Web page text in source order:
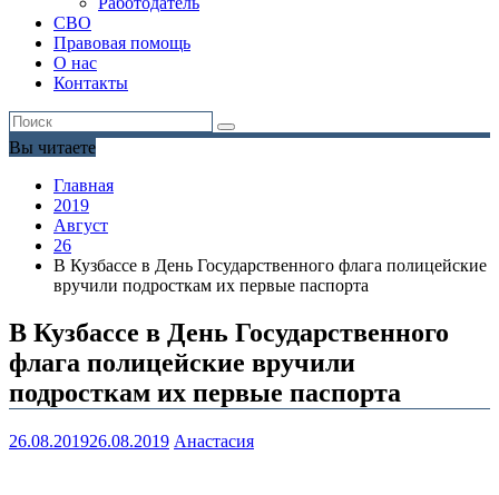
СВО
Правовая помощь
О нас
Контакты
Вы читаете
Главная
2019
Август
26
В Кузбассе в День Государственного флага полицейские
вручили подросткам их первые паспорта
В Кузбассе в День Государственного
флага полицейские вручили
подросткам их первые паспорта
26.08.201926.08.2019 Анастасия